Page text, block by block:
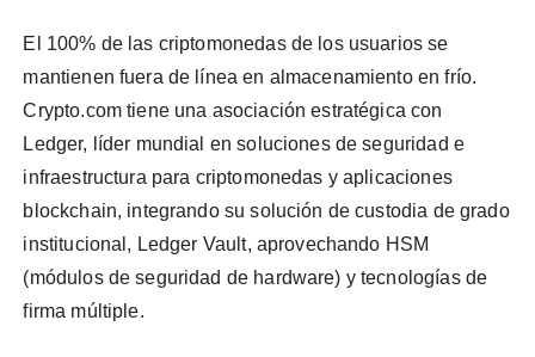
El 100% de las criptomonedas de los usuarios se
mantienen fuera de línea en almacenamiento en frío.
Crypto.com tiene una asociación estratégica con
Ledger, líder mundial en soluciones de seguridad e
infraestructura para criptomonedas y aplicaciones
blockchain, integrando su solución de custodia de grado
institucional, Ledger Vault, aprovechando HSM
(módulos de seguridad de hardware) y tecnologías de
firma múltiple.